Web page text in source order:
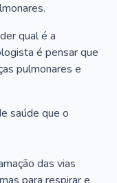
qual é a
é pensar que
pulmonares e
saúde que o
das vias